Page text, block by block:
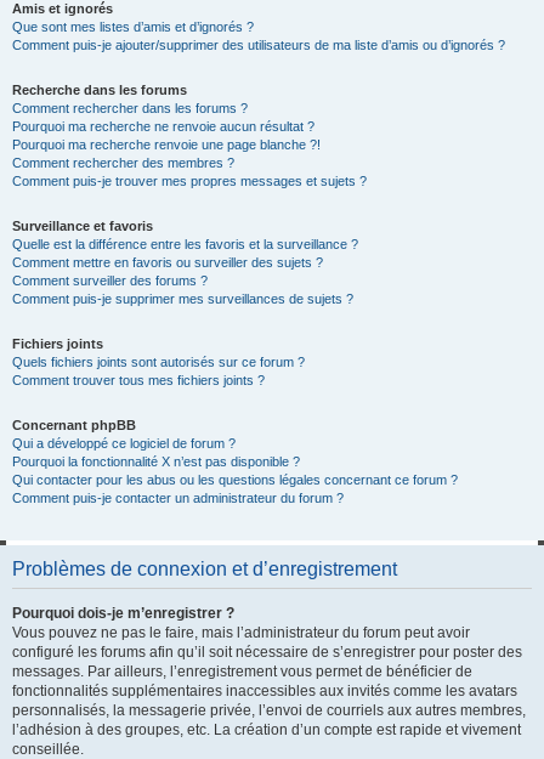
Amis et ignorés
Que sont mes listes d’amis et d’ignorés ?
Comment puis-je ajouter/supprimer des utilisateurs de ma liste d’amis ou d’ignorés ?
Recherche dans les forums
Comment rechercher dans les forums ?
Pourquoi ma recherche ne renvoie aucun résultat ?
Pourquoi ma recherche renvoie une page blanche ?!
Comment rechercher des membres ?
Comment puis-je trouver mes propres messages et sujets ?
Surveillance et favoris
Quelle est la différence entre les favoris et la surveillance ?
Comment mettre en favoris ou surveiller des sujets ?
Comment surveiller des forums ?
Comment puis-je supprimer mes surveillances de sujets ?
Fichiers joints
Quels fichiers joints sont autorisés sur ce forum ?
Comment trouver tous mes fichiers joints ?
Concernant phpBB
Qui a développé ce logiciel de forum ?
Pourquoi la fonctionnalité X n’est pas disponible ?
Qui contacter pour les abus ou les questions légales concernant ce forum ?
Comment puis-je contacter un administrateur du forum ?
Problèmes de connexion et d’enregistrement
Pourquoi dois-je m’enregistrer ?
Vous pouvez ne pas le faire, mais l’administrateur du forum peut avoir
configuré les forums afin qu’il soit nécessaire de s’enregistrer pour poster des
messages. Par ailleurs, l’enregistrement vous permet de bénéficier de
fonctionnalités supplémentaires inaccessibles aux invités comme les avatars
personnalisés, la messagerie privée, l’envoi de courriels aux autres membres,
l’adhésion à des groupes, etc. La création d’un compte est rapide et vivement
conseillée.